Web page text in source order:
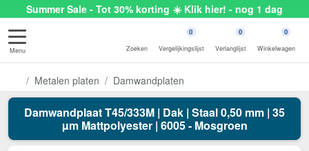
Summer Sale - Tot 30% korting ☀️ Klik hier! - nog 1 dag
Menu Zoeken
0
Vergelijkingslijst
0
Verlanglijst
0
Winkelwagen
Metalen platen Damwandplaten
Damwandplaat T45/333M | Dak | Staal 0,50 mm | 35
µm Mattpolyester | 6005 - Mosgroen